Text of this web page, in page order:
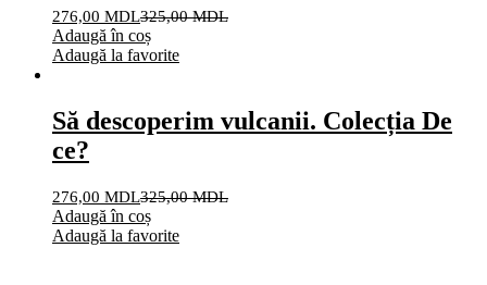
276,00 MDL325,00MDL
Adaugă în coș
Adaugă la favorite
Să descoperim vulcanii. Colecția De
ce?
276,00 MDL325,00MDL
Adaugă în coș
Adaugă la favorite